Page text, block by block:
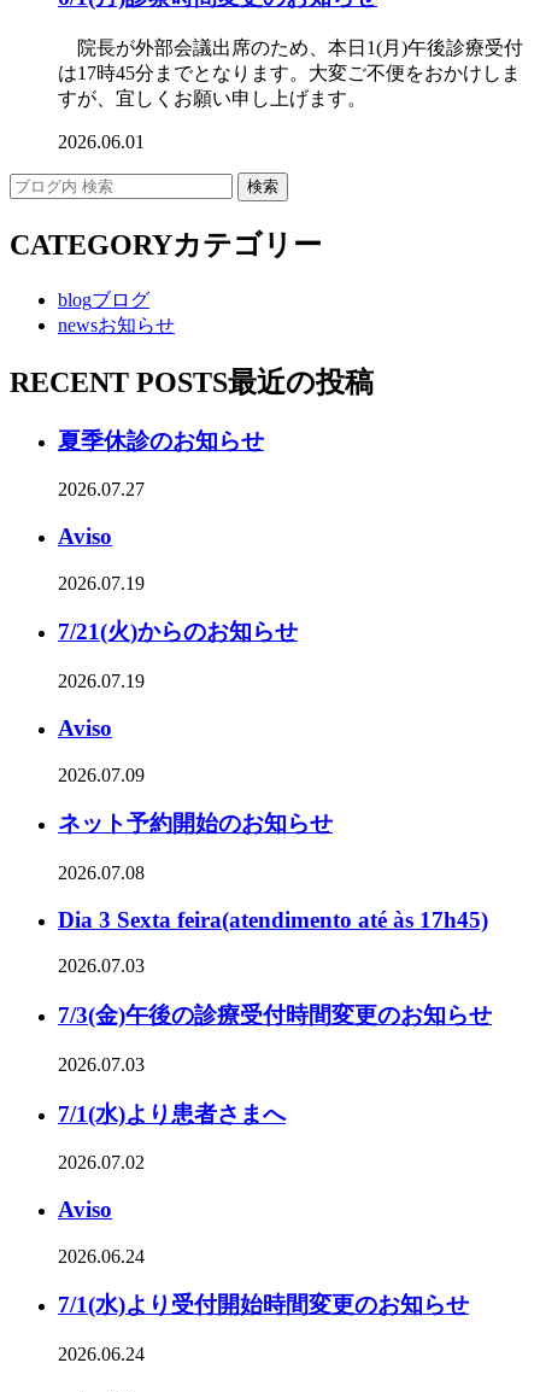
院長が外部会議出席のため、本日1(月)午後診療受付
は17時45分までとなります。大変ご不便をおかけしま
すが、宜しくお願い申し上げます。
2026.06.01
CATEGORYカテゴリー
blogブログ
newsお知らせ
RECENT POSTS最近の投稿
夏季休診のお知らせ
2026.07.27
Aviso
2026.07.19
7/21(火)からのお知らせ
2026.07.19
Aviso
2026.07.09
ネット予約開始のお知らせ
2026.07.08
Dia 3 Sexta feira(atendimento até às 17h45)
2026.07.03
7/3(金)午後の診療受付時間変更のお知らせ
2026.07.03
7/1(水)より患者さまへ
2026.07.02
Aviso
2026.06.24
7/1(水)より受付開始時間変更のお知らせ
2026.06.24